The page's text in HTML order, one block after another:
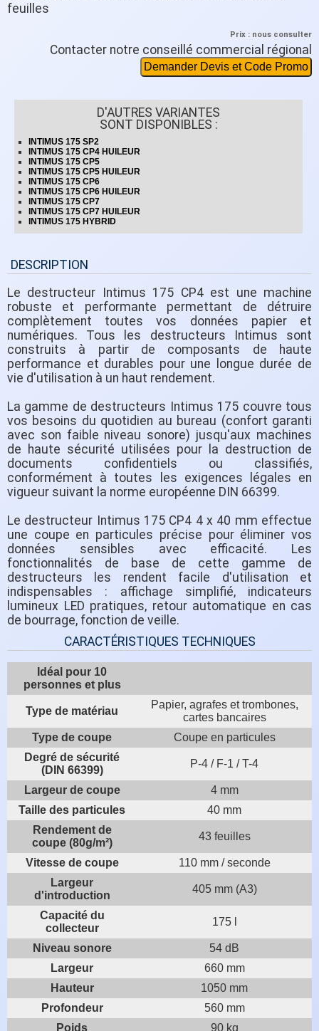
feuilles
Prix : nous consulter
Contacter notre conseillé commercial régional
Demander Devis et Code Promo
D'AUTRES VARIANTES
SONT DISPONIBLES :
INTIMUS 175 SP2
INTIMUS 175 CP4 HUILEUR
INTIMUS 175 CP5
INTIMUS 175 CP5 HUILEUR
INTIMUS 175 CP6
INTIMUS 175 CP6 HUILEUR
INTIMUS 175 CP7
INTIMUS 175 CP7 HUILEUR
INTIMUS 175 HYBRID
DESCRIPTION
Le destructeur Intimus 175 CP4 est une machine
robuste et performante permettant de détruire
complètement toutes vos données papier et
numériques. Tous les destructeurs Intimus sont
construits à partir de composants de haute
performance et durables pour une longue durée de
vie d'utilisation à un haut rendement.
La gamme de destructeurs Intimus 175 couvre tous
vos besoins du quotidien au bureau (confort garanti
avec son faible niveau sonore) jusqu'aux machines
de haute sécurité utilisées pour la destruction de
documents confidentiels ou classifiés,
conformément à toutes les exigences légales en
vigueur suivant la norme européenne DIN 66399.
Le destructeur Intimus 175 CP4 4 x 40 mm effectue
une coupe en particules précise pour éliminer vos
données sensibles avec efficacité. Les
fonctionnalités de base de cette gamme de
destructeurs les rendent facile d'utilisation et
indispensables : affichage simplifié, indicateurs
lumineux LED pratiques, retour automatique en cas
de bourrage, fonction de veille.
CARACTÉRISTIQUES TECHNIQUES
Idéal pour 10
personnes et plus
Type de matériau
Papier, agrafes et trombones,
cartes bancaires
Type de coupe
Coupe en particules
Degré de sécurité
(DIN 66399)
P-4 / F-1 / T-4
Largeur de coupe
4 mm
Taille des particules
40 mm
Rendement de
coupe (80g/m²)
43 feuilles
Vitesse de coupe
110 mm / seconde
Largeur
d'introduction
405 mm (A3)
Capacité du
collecteur
175 l
Niveau sonore
54 dB
Largeur
660 mm
Hauteur
1050 mm
Profondeur
560 mm
Poids
90 kg